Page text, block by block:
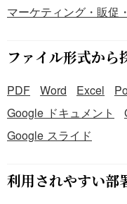
マーケティング・販促
ファイル形式から
PDF Word Excel
Google ドキュメント
Google スライド
利用されやすい部